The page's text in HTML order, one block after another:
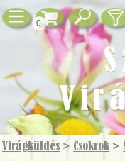
0
Virágküldés > Csokrok >